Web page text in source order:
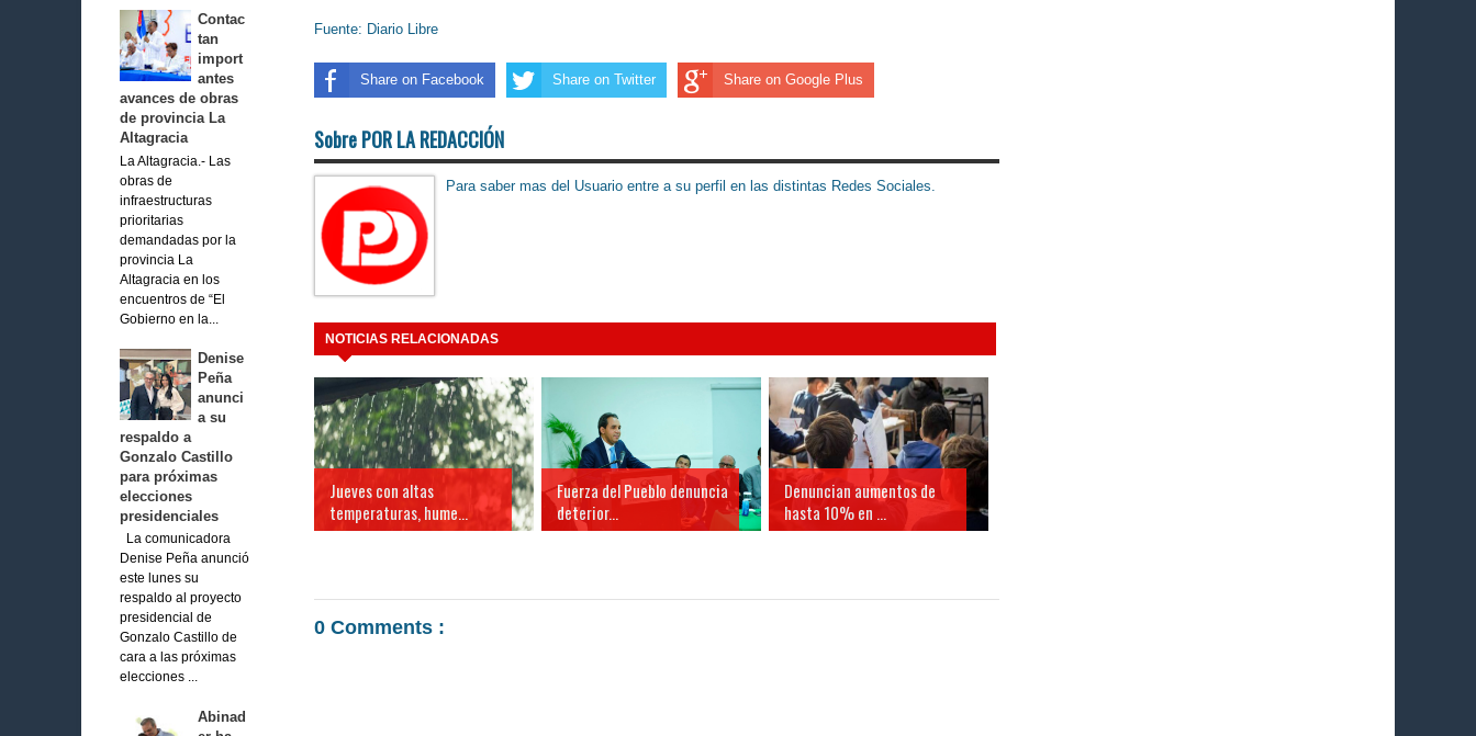
Contac
tan
import
antes
avances de obras
de provincia La
Altagracia
La Altagracia.- Las
obras de
infraestructuras
prioritarias
demandadas por la
provincia La
Altagracia en los
encuentros de “El
Gobierno en la...
Denise
Peña
anunci
a su
respaldo a
Gonzalo Castillo
para próximas
elecciones
presidenciales
La comunicadora
Denise Peña anunció
este lunes su
respaldo al proyecto
presidencial de
Gonzalo Castillo de
cara a las próximas
elecciones ...
Abinad
Fuente: Diario Libre
Share on Facebook Share on Twitter Share on Google Plus
Sobre POR LA REDACCIÓN
Para saber mas del Usuario entre a su perfil en las distintas Redes Sociales.
NOTICIAS RELACIONADAS
Jueves con altas
temperaturas, hume...
Fuerza del Pueblo denuncia
deterior...
Denuncian aumentos de
hasta 10% en ...
0 Comments :